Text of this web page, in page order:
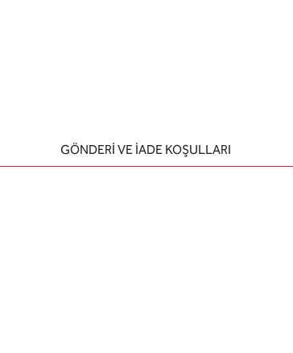
GÖNDERİ VE İADE KOŞULLARI